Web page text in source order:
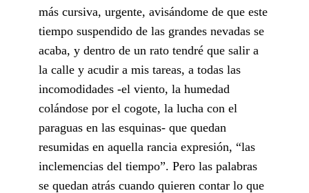
más cursiva, urgente, avisándome de que este
tiempo suspendido de las grandes nevadas se
acaba, y dentro de un rato tendré que salir a
la calle y acudir a mis tareas, a todas las
incomodidades -el viento, la humedad
colándose por el cogote, la lucha con el
paraguas en las esquinas- que quedan
resumidas en aquella rancia expresión, “las
inclemencias del tiempo”. Pero las palabras
se quedan atrás cuando quieren contar lo que